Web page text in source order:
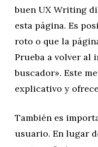
buen UX Writing
esta página. Es
roto o que la
Prueba a volver al
buscador». Este
explicativo y
También es
usuario. En lugar